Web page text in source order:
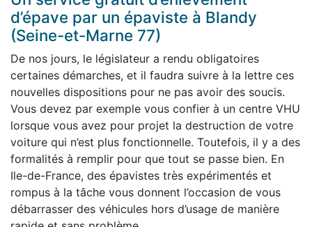
d’épave par un épaviste à Blandy
(Seine-et-Marne 77)
De nos jours, le législateur a rendu obligatoires
certaines démarches, et il faudra suivre à la lettre ces
nouvelles dispositions pour ne pas avoir des soucis.
Vous devez par exemple vous confier à un centre VHU
lorsque vous avez pour projet la destruction de votre
voiture qui n’est plus fonctionnelle. Toutefois, il y a des
formalités à remplir pour que tout se passe bien. En
Ile-de-France, des épavistes très expérimentés et
rompus à la tâche vous donnent l’occasion de vous
débarrasser des véhicules hors d’usage de manière